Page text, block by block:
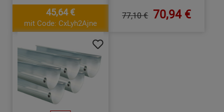
45,64 €
mit Code: CxLyh2Ajne
77,10 € 70,94 €